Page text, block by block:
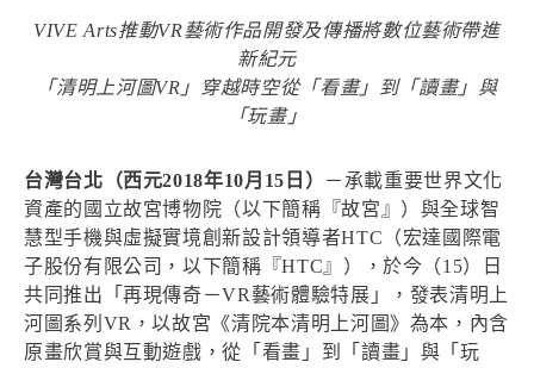
VIVE Arts推動VR藝術作品開發及傳播將數位藝術帶進
新紀元
「清明上河圖VR」穿越時空從「看畫」到「讀畫」與
「玩畫」
台灣台北（西元2018年10月15日）
－承載重要世界文化
資產的國立故宮博物院（以下簡稱『故宮』）與全球智
慧型手機與虛擬實境創新設計領導者HTC（宏達國際電
子股份有限公司，以下簡稱『HTC』），於今（15）日
共同推出「再現傳奇－VR藝術體驗特展」，發表清明上
河圖系列VR，以故宮《清院本清明上河圖》為本，內含
原畫欣賞與互動遊戲，從「看畫」到「讀畫」與「玩